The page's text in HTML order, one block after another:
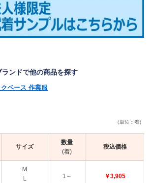
ランドで他の商品を探す
ベース 作業服
（単位：着）
サイズ
数量
(着)
税込価格
M
L
1～ ￥3,905